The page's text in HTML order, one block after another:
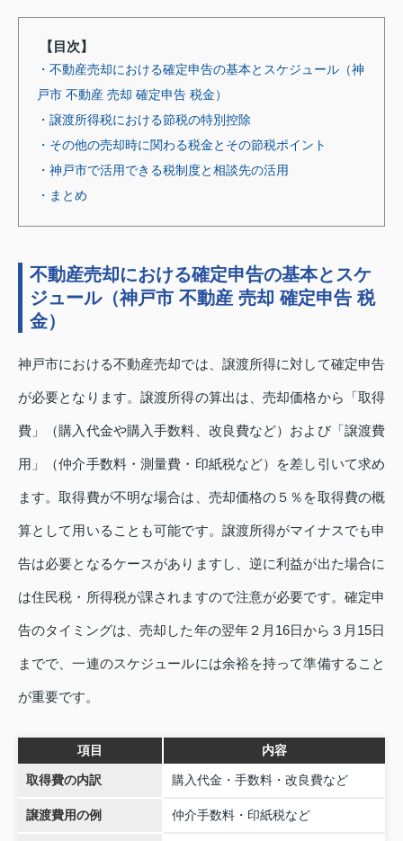
【目次】
・不動産売却における確定申告の基本とスケジュール（神
戸市 不動産 売却 確定申告 税金）
・譲渡所得税における節税の特別控除
・その他の売却時に関わる税金とその節税ポイント
・神戸市で活用できる税制度と相談先の活用
・まとめ
不動産売却における確定申告の基本とスケ
ジュール（神戸市 不動産 売却 確定申告 税
金）
神戸市における不動産売却では、譲渡所得に対して確定申告
が必要となります。譲渡所得の算出は、売却価格から「取得
費」（購入代金や購入手数料、改良費など）および「譲渡費
用」（仲介手数料・測量費・印紙税など）を差し引いて求め
ます。取得費が不明な場合は、売却価格の５％を取得費の概
算として用いることも可能です。譲渡所得がマイナスでも申
告は必要となるケースがありますし、逆に利益が出た場合に
は住民税・所得税が課されますので注意が必要です。確定申
告のタイミングは、売却した年の翌年２月16日から３月15日
までで、一連のスケジュールには余裕を持って準備すること
が重要です。
項目 内容
取得費の内訳 購入代金・手数料・改良費など
譲渡費用の例 仲介手数料・印紙税など